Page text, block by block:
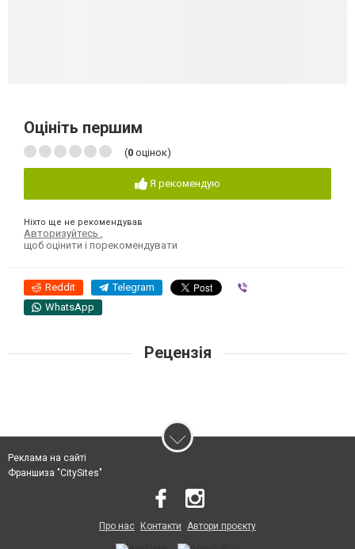
Оцініть першим
(0 оцінок)
Я рекомендую
Ніхто ще не рекомендував
Авторизуйтесь ,
щоб оцінити і порекомендувати
Reddit Telegram
WhatsApp
Рецензія
Реклама на сайті
Франшиза "CitySites"
Про нас Контакти Автори проєкту